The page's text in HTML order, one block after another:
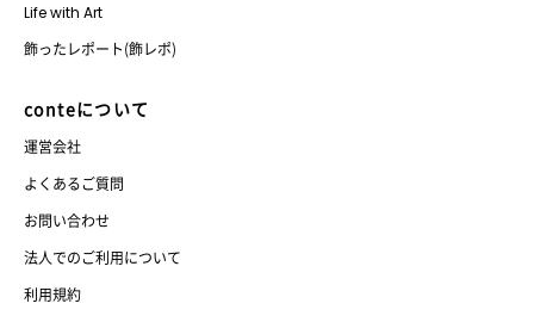
Life with Art
飾ったレポート(飾レポ)
conteについて
運営会社
よくあるご質問
お問い合わせ
法人でのご利用について
利用規約